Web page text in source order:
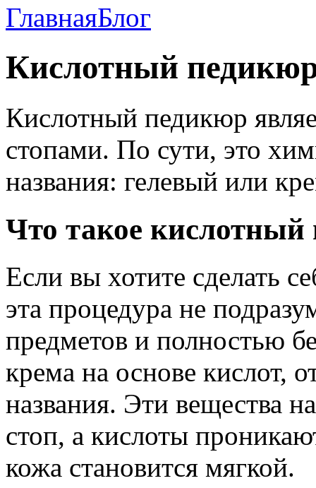
ГлавнаяБлог
Кислотный
Кислотный педикюр
стопами. По сути, это
названия: гелевый или
Что такое
Если вы хотите сделать
эта процедура не
предметов и полностью
крема на основе кислот,
названия. Эти вещества
стоп, а кислоты
кожа становится мягкой.